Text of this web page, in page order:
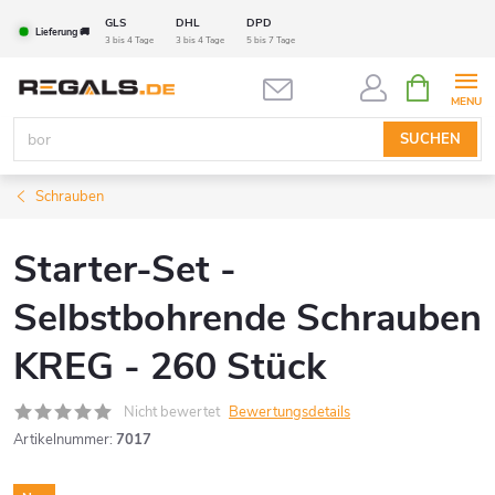
InhaltLieferung 🚚
GLS DHL DPD
3 bis 4 Tage 3 bis 4 Tage 5 bis 7 Tage
SUCHEN
Schrauben
Starter-Set -
Selbstbohrende Schrauben
KREG - 260 Stück
Nicht bewertet Bewertungsdetails
Artikelnummer: 7017